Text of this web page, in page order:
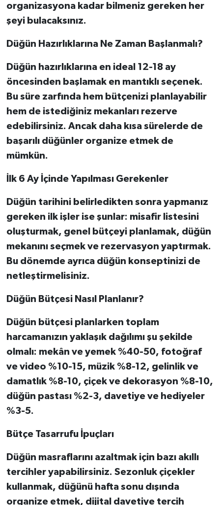
organizasyona kadar bilmeniz gereken her
şeyi bulacaksınız.
Düğün Hazırlıklarına Ne Zaman Başlanmalı?
Düğün hazırlıklarına en ideal 12-18 ay
öncesinden başlamak en mantıklı seçenek.
Bu süre zarfında hem bütçenizi planlayabilir
hem de istediğiniz mekanları rezerve
edebilirsiniz. Ancak daha kısa sürelerde de
başarılı düğünler organize etmek de
mümkün.
İlk 6 Ay İçinde Yapılması Gerekenler
Düğün tarihini belirledikten sonra yapmanız
gereken ilk işler ise şunlar: misafir listesini
oluşturmak, genel bütçeyi planlamak, düğün
mekanını seçmek ve rezervasyon yaptırmak.
Bu dönemde ayrıca düğün konseptinizi de
netleştirmelisiniz.
Düğün Bütçesi Nasıl Planlanır?
Düğün bütçesi planlarken toplam
harcamanızın yaklaşık dağılımı şu şekilde
olmalı: mekân ve yemek %40-50, fotoğraf
ve video %10-15, müzik %8-12, gelinlik ve
damatlık %8-10, çiçek ve dekorasyon %8-10,
düğün pastası %2-3, davetiye ve hediyeler
%3-5.
Bütçe Tasarrufu İpuçları
Düğün masraflarını azaltmak için bazı akıllı
tercihler yapabilirsiniz. Sezonluk çiçekler
kullanmak, düğünü hafta sonu dışında
organize etmek, dijital davetiye tercih